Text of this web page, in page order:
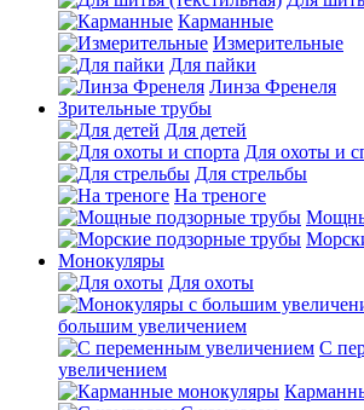
Карманные
Измерительные
Для пайки
Линза Френеля
Зрительные трубы
Для детей
Для охоты и
Для стрельбы
На треноге
Монокуляры
Для охоты
большим увеличением
С
увеличением